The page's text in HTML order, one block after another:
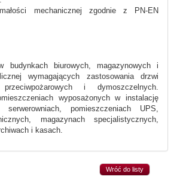
mechanicznej zgodnie z PN-EN
budynkach biurowych, magazynowych i
wymagających zastosowania drzwi
przeciwpożarowych i dymoszczelnych.
wyposażonych w instalację
pomieszczeniach UPS,
magazynach specjalistycznych,
i kasach.
Wróć do listy